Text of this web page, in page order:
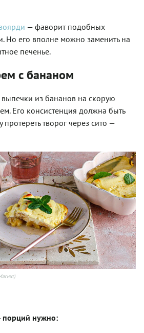
— фаворит подобных
Но его вполне можно заменить на
печенье.
с бананом
из бананов на скорую
Его консистенция должна быть
творог через сито —
порций нужно: